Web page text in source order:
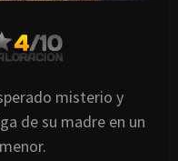
misterio y
de su madre en un